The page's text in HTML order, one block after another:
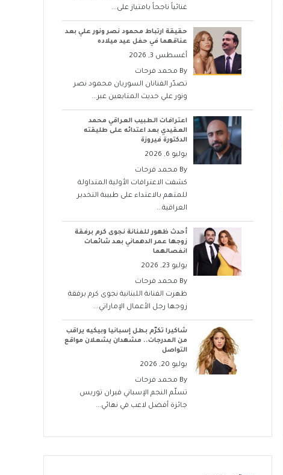
غنائياً ناجحاً بامتياز على...
حقيقة ارتباط محمود نصر ونور علي بعد
عناقهما في حفل عيد ميلاده
أغسطس 3, 2026
By محمد فرحات
تصدّر الفنانان السوريان محمود نصر
ونور علي حديث المتابعين عبر...
اعترافات الطبيب العراقي محمد
العقيدي بعد اعتدائه على طليقته
الدكتورة فيروزة
يوليو 6, 2026
By محمد فرحات
كشفت الاعترافات الأولية المتداولة
للمتهم بالاعتداء على طبيبة التخدير
العراقية...
أحدث ظهور للفنانة نجوى كرم برفقة
زوجها عمر الدهماني بعد شائعات
انفصالهما
يوليو 23, 2026
By محمد فرحات
ظهرت الفنانة اللبنانية نجوى كرم برفقة
زوجها رجل الأعمال الإماراتي...
شاكيرا تكرّم بطل إسبانيا وبيكيه يراقب
من المدرجات.. مشهدان يشعلان مواقع
التواصل
يوليو 20, 2026
By محمد فرحات
تسلّم النجم الإسباني فيران توريس
جائزة أفضل لاعب في نهائي...